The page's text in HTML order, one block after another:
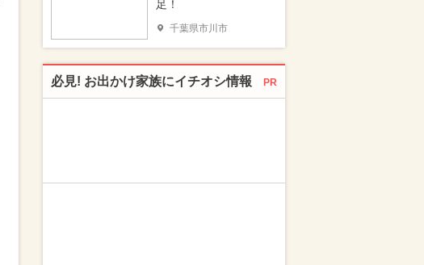
足！
千葉県市川市
必見! お出かけ家族にイチオシ情報 PR